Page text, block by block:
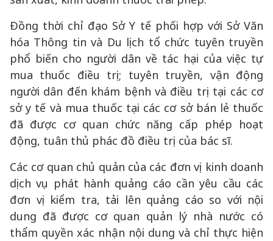
Đồng thời chỉ đạo Sở Y tế phối hợp với Sở Văn
hóa Thông tin và Du lịch tổ chức tuyên truyền
phổ biến cho người dân về tác hại của việc tự
mua thuốc điều trị; tuyên truyền, vận động
người dân đến khám bệnh và điều trị tại các cơ
sở y tế và mua thuốc tại các cơ sở bán lẻ thuốc
đã được cơ quan chức năng cấp phép hoạt
động, tuân thủ phác đồ điều trị của bác sĩ.
Các cơ quan chủ quản của các đơn vị kinh doanh
dịch vụ phát hành quảng cáo cần yêu cầu các
đơn vị kiểm tra, tải lên quảng cáo so với nội
dung đã được cơ quan quản lý nhà nước có
thẩm quyền xác nhận nội dung và chỉ thực hiện